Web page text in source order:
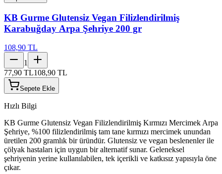
KB Gurme Glutensiz Vegan Filizlendirilmiş
Karabuğday Arpa Şehriye 200 gr
108,90 TL
1
77,90 TL108,90 TL
Sepete Ekle
Hızlı Bilgi
KB Gurme Glutensiz Vegan Filizlendirilmiş Kırmızı Mercimek Arpa
Şehriye, %100 filizlendirilmiş tam tane kırmızı mercimek unundan
üretilen 200 gramlık bir üründür. Glutensiz ve vegan beslenenler ile
çölyak hastaları için uygun bir alternatif sunar. Geleneksel
şehriyenin yerine kullanılabilen, tek içerikli ve katkısız yapısıyla öne
çıkar.